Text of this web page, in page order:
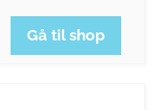
Gå til shop